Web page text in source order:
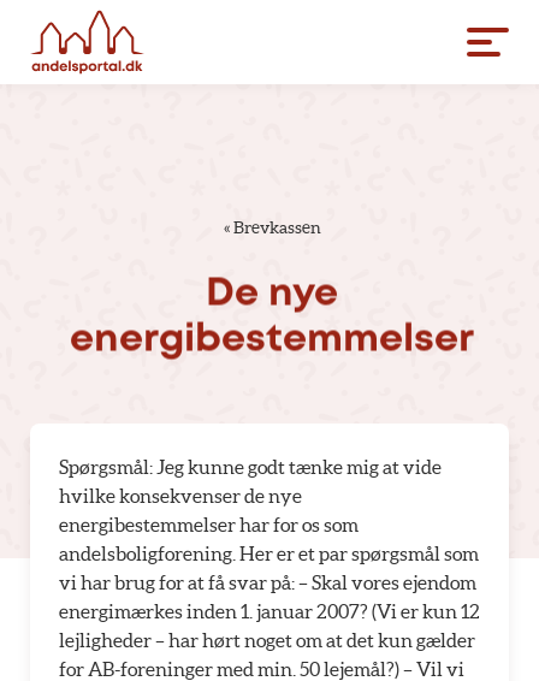
«Brevkassen
De nye
energibestemmelser
Spørgsmål: Jeg kunne godt tænke mig at vide
hvilke konsekvenser de nye
energibestemmelser har for os som
andelsboligforening. Her er et par spørgsmål som
vi har brug for at få svar på: – Skal vores ejendom
energimærkes inden 1. januar 2007? (Vi er kun 12
lejligheder – har hørt noget om at det kun gælder
for AB-foreninger med min. 50 lejemål?) – Vil vi